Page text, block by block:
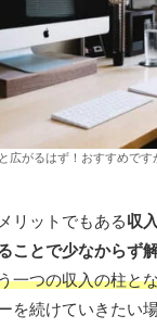
広がるはず！おすすめです
リットでもある収
ことで少なからず
一つの収入の柱と
を続けていきたい